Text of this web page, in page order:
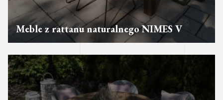
Meble z rattanu naturalnego NIMES V